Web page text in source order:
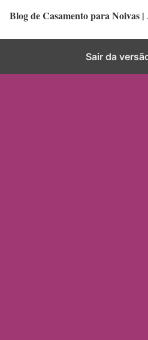
Blog de Casamento para Noivas |
Sair da